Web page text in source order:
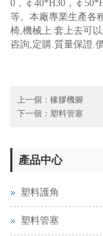
0，￠40*H30，￠
等。本廠專業生產各
椅,機械上.套上去可
咨詢,定購.質量保證.
上一個： 橡膠機腳
下一個： 塑料管塞
產品中心
塑料護角
塑料管塞